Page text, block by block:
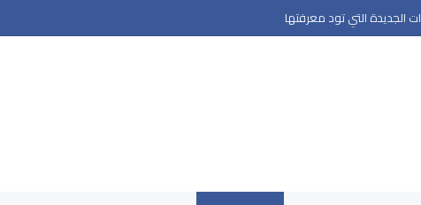
هاتفك الأندرويد وكيف تتجنبها